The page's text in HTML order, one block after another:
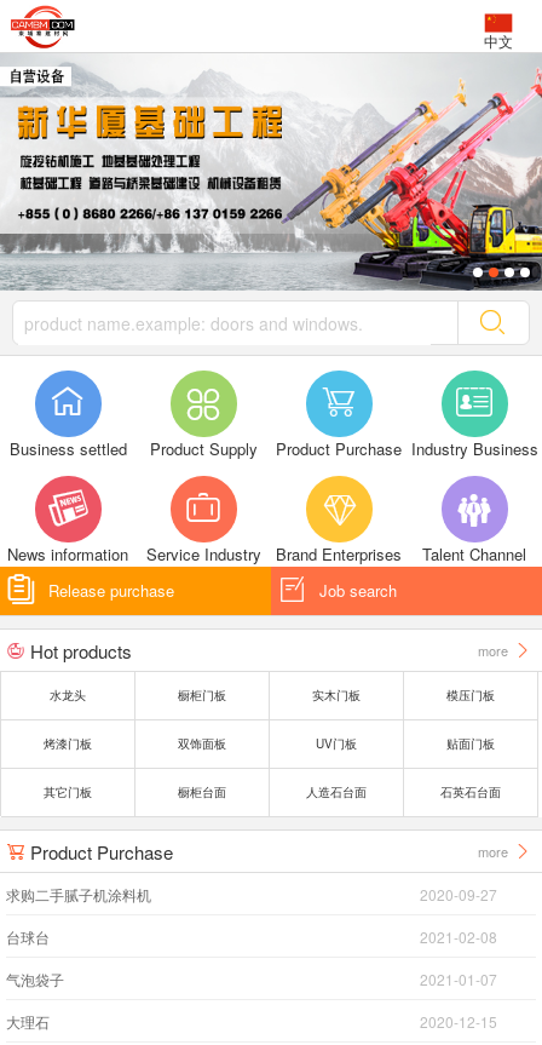
中文

Business settled

Product Supply

Product Purchase

Industry Business

News information

Service Industry

Brand Enterprises

Talent Channel
 Release purchase  Job search
 Hot products more 
水龙头 橱柜门板 实木门板 模压门板
烤漆门板 双饰面板 UV门板 贴面门板
其它门板 橱柜台面 人造石台面 石英石台面
 Product Purchase more 
求购二手腻子机涂料机 2020-09-27
台球台 2021-02-08
气泡袋子 2021-01-07
大理石 2020-12-15